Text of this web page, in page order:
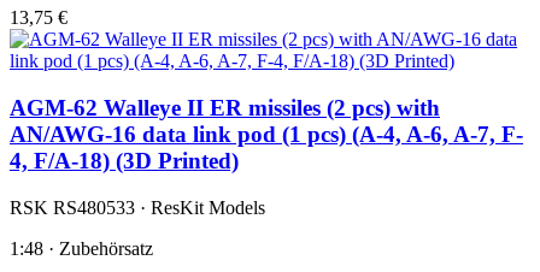
13,75 €
AGM-62 Walleye II ER missiles (2 pcs) with
AN/AWG-16 data link pod (1 pcs) (A-4, A-6, A-7, F-
4, F/A-18) (3D Printed)
RSK RS480533 · ResKit Models
1:48 · Zubehörsatz